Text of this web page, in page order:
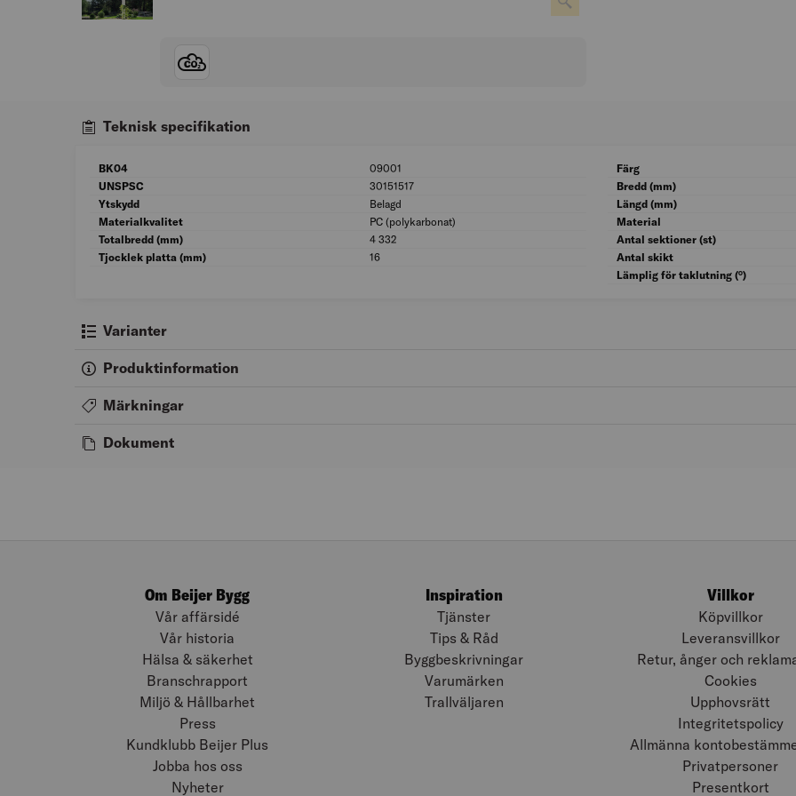
Teknisk specifikation
BK04 09001
BK04: 09001
UNSPSC
30151517
UNSPSC: 30151517
Ytskydd
Belagd
Ytskydd: Belagd
Materialkvalitet
PC (polykarbonat)
Materialkvalitet: PC (polykarbonat)
Totalbredd (mm)
4 332
Totalbredd (mm): 4 332
Tjocklek platta (mm)
16 Tjocklek platta (mm): 16
Färg
Bredd (mm)
Längd (mm)
Material
Antal sektioner (st)
Antal skikt
Lämplig för taklutning (°)
Varianter
Produktinformation
Märkningar
Dokument
Om Beijer Bygg
Vår affärsidé
Vår historia
Hälsa & säkerhet
Branschrapport
Miljö & Hållbarhet
Press
Kundklubb Beijer Plus
Jobba hos oss
Nyheter
Inspiration
Tjänster
Tips & Råd
Byggbeskrivningar
Varumärken
Trallväljaren
Villkor
Köpvillkor
Leveransvillkor
Retur, ånger och
Cookies
Upphovsrätt
Integritetspolicy
Allmänna
Privatpersoner
Presentkort